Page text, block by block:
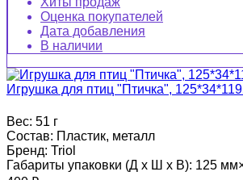
Оценка покупателей
Дата добавления
В наличии
Игрушка для птиц "Птичка",
Вес: 51 г
Состав: Пластик, металл
Бренд: Triol
Габариты упаковки (Д х Ш х В): 125